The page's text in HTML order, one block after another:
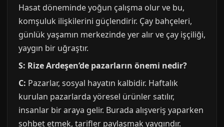
Hasat döneminde yoğun çalışma olur ve bu,
komşuluk ilişkilerini güçlendirir. Çay bahçeleri,
günlük yaşamın merkezinde yer alır ve çay işçiliği,
yaygın bir uğraştır.
S: Rize Ardeşen’de pazarların önemi nedir?
C: Pazarlar, sosyal hayatın kalbidir. Haftalık
kurulan pazarlarda yöresel ürünler satılır,
insanlar bir araya gelir. Burada alışveriş yaparken
sohbet etmek, tarifler paylaşmak yaygındır.